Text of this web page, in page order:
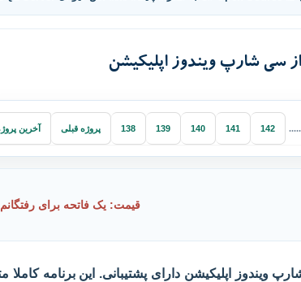
سی شارپ ویندوز اپلیکیشن
.....
142
141
140
139
138 پروژه قبلی آخرین
قیمت: یک فاتحه برای رفتگانم
اپلیکیشن دارای پشتیبانی. این برنامه کاملا